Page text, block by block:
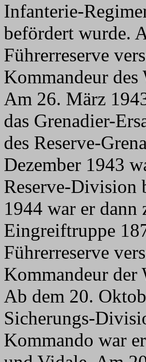
Infanterie-
befördert wurde.
Führerreserve
Kommandeur
Am 26. März
das Grenadier-
des Reserve-
Dezember 1943
Reserve-Division
1944 war er
Eingreiftruppe
Führerreserve
Kommandeur der
Ab dem 20.
Sicherungs-
Kommando war